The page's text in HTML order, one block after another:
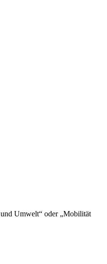
Umwelt“ oder „Mobilität